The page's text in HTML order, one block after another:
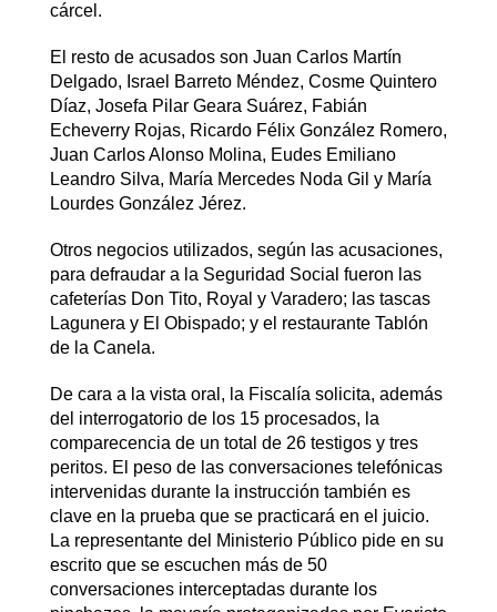
cárcel.
El resto de acusados son Juan Carlos Martín
Delgado, Israel Barreto Méndez, Cosme Quintero
Díaz, Josefa Pilar Geara Suárez, Fabián
Echeverry Rojas, Ricardo Félix González Romero,
Juan Carlos Alonso Molina, Eudes Emiliano
Leandro Silva, María Mercedes Noda Gil y María
Lourdes González Jérez.
Otros negocios utilizados, según las acusaciones,
para defraudar a la Seguridad Social fueron las
cafeterías Don Tito, Royal y Varadero; las tascas
Lagunera y El Obispado; y el restaurante Tablón
de la Canela.
De cara a la vista oral, la Fiscalía solicita, además
del interrogatorio de los 15 procesados, la
comparecencia de un total de 26 testigos y tres
peritos. El peso de las conversaciones telefónicas
intervenidas durante la instrucción también es
clave en la prueba que se practicará en el juicio.
La representante del Ministerio Público pide en su
escrito que se escuchen más de 50
conversaciones interceptadas durante los